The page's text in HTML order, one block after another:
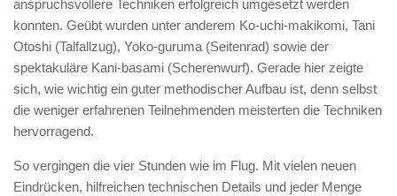
anspruchsvollere Techniken erfolgreich umgesetzt werden
konnten. Geübt wurden unter anderem Ko-uchi-makikomi, Tani
Otoshi (Talfallzug), Yoko-guruma (Seitenrad) sowie der
spektakuläre Kani-basami (Scherenwurf). Gerade hier zeigte
sich, wie wichtig ein guter methodischer Aufbau ist, denn selbst
die weniger erfahrenen Teilnehmenden meisterten die Techniken
hervorragend.
So vergingen die vier Stunden wie im Flug. Mit vielen neuen
Eindrücken, hilfreichen technischen Details und jeder Menge